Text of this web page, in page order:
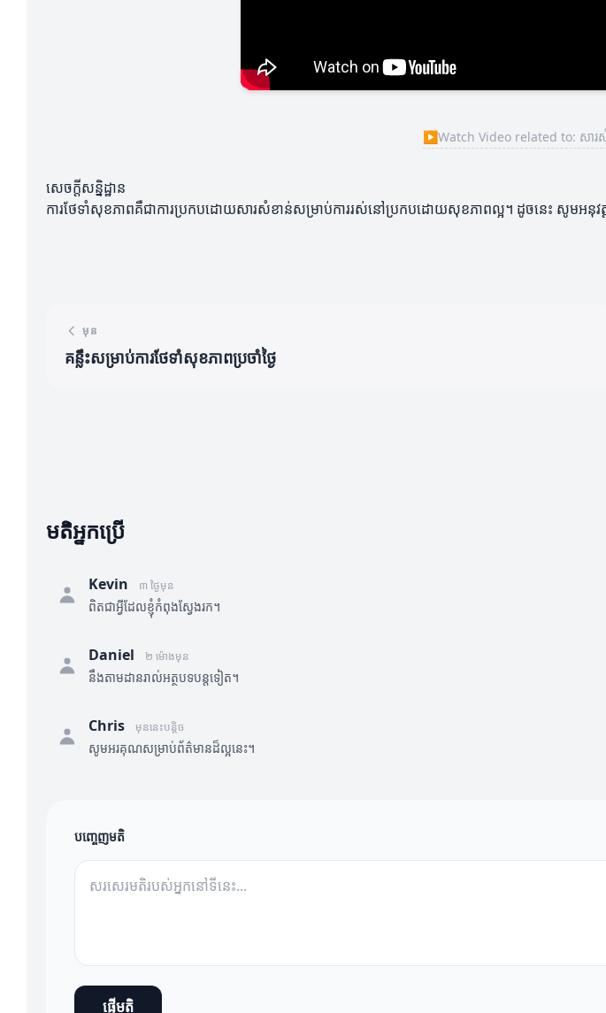
▶Watch Video related to: សារ
សេចក្តីសន្និដ្ឋាន
ការថែទាំសុខភាពគឺជាការប្រកបដោយសារសំខាន់សម្រាប់ការរស់នៅប្រកបដោយសុខភាពល្អ។ ដូចនេះ សូមអនុវត្តត
មុន
គន្លឹះសម្រាប់ការថែទាំសុខភាពប្រចាំថ្ងៃ
មតិអ្នកប្រើ
Kevin ៣ ថ្ងៃមុន
ពិតជាអ្វីដែលខ្ញុំកំពុងស្វែងរក។
Daniel ២ ម៉ោងមុន
នឹងតាមដានរាល់អត្ថបទបន្តទៀត។
Chris មុននេះបន្តិច
សូមអរគុណសម្រាប់ព័ត៌មានដ៏ល្អនេះ។
បញ្ចេញមតិ
ផ្ញើមតិ